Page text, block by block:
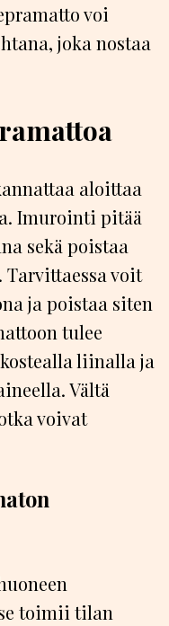
voi
joka nostaa
aloittaa
Imurointi pitää
sekä poistaa
voit
ja poistaa siten
tulee
liinalla ja
Vältä
voivat
toimii tilan